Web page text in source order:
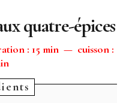
quatre-épices
: 15 min — cuisson :